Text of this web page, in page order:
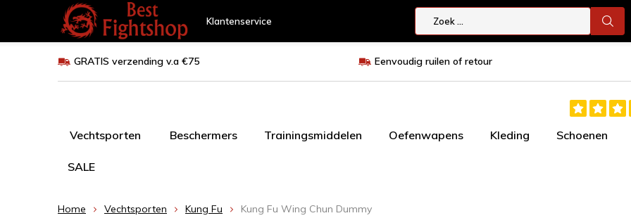
Klantenservice
GRATIS verzending v.a €75 Eenvoudig ruilen of retour
Vechtsporten Beschermers Trainingsmiddelen Oefenwapens Kleding Schoenen
SALE
Home Vechtsporten Kung Fu Kung Fu Wing Chun Dummy